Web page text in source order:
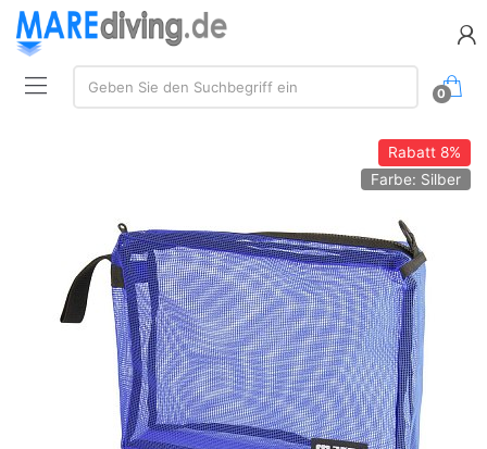
Suche:
Geben Sie den Suchbegriff ein
0
Rabatt8%
Farbe: Silber